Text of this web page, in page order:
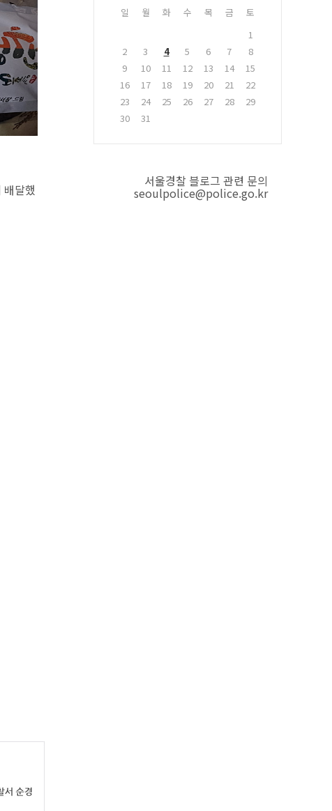
달했
일 월 화 수 목 금
토
1
2
3 4 5 6 7
8
9
10 11 12 13 14
15
16
17 18 19 20 21
22
23
24 25 26 27 28
29
30
31
서울경찰 블로그 관련 문의
seoulpolice@police.go.kr